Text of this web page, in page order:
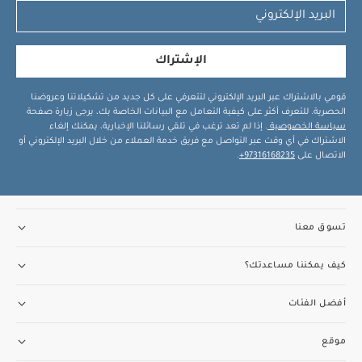
الإشتراك
قومي بالاشتراك عبر البريد الإلكتروني لتتعرفي على كل جديد من تشكيلاتنا وعروضنا
الحصرية. للتعرف أكثر على كيفية التعامل مع البيانات الخاصة بك، يرجى زيارة صفحة
سياسة الخصوصية . إذا لم تعد ترغب في تلقي رسائلنا الإخبارية، يمكنك إلغاء
الاشتراك في أي وقت عبر التواصل مع فريق خدمة العملاء من خلال البريد الإلكتروني أو
الاتصال على 97316168235+
.
تسوق معنا
كيف يمكننا مساعدتك؟
أفضل الفئات
موقع